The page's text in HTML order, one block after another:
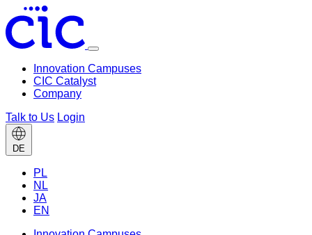
Toggle
menu
Innovation Campuses
CIC Catalyst
Company
Talk to Us Login
DE
language
PL
NL
JA
EN